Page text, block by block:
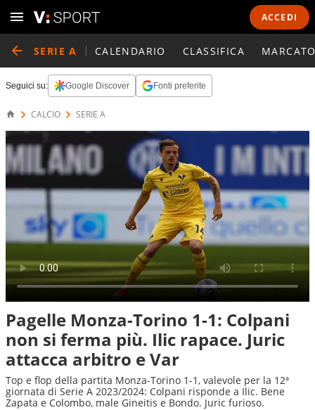
ACCEDI
SERIE A CALENDARIO CLASSIFICA
Seguici su: Google Discover Fonti preferite
CALCIO SERIE A
Pagelle Monza-Torino 1-1: Colpani
non si ferma più. Ilic rapace. Juric
attacca arbitro e Var
Top e flop della partita Monza-Torino 1-1, valevole per la 12ª
giornata di Serie A 2023/2024: Colpani risponde a Ilic. Bene
Zapata e Colombo, male Gineitis e Bondo. Juric furioso.